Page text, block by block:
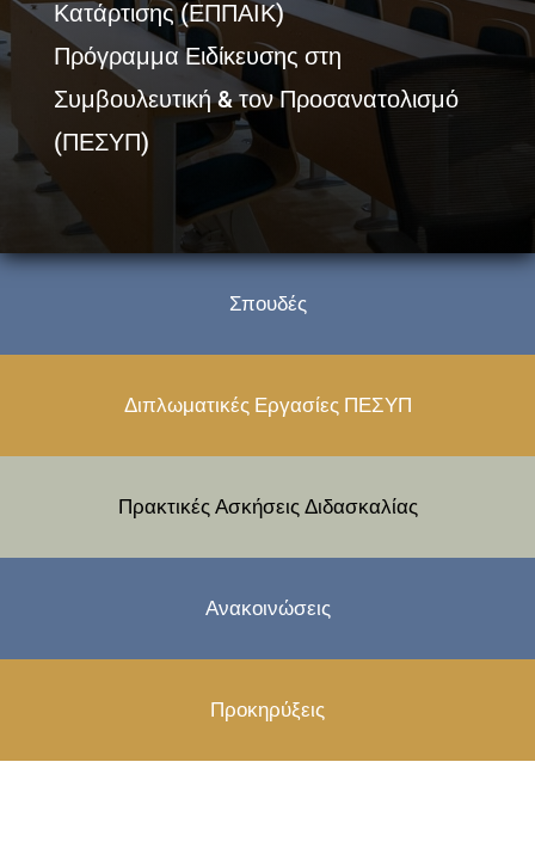
Κατάρτισης (ΕΠΠΑΙΚ)
Πρόγραμμα Ειδίκευσης στη
Συμβουλευτική & τον Προσανατολισμό
(ΠΕΣΥΠ)
Σπουδές
Διπλωματικές Εργασίες ΠΕΣΥΠ
Πρακτικές Ασκήσεις Διδασκαλίας
Ανακοινώσεις
Προκηρύξεις